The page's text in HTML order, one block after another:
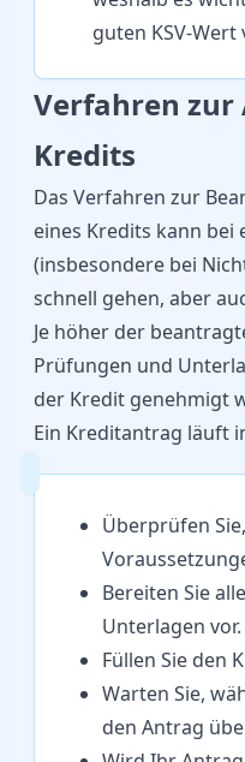
guten KSV-
Verfahren zur
Kredits
Das Verfahren zur
eines Kredits kann bei
(insbesondere bei
schnell gehen, aber
Je höher der
Prüfungen und
der Kredit genehmigt
Ein Kreditantrag läuft
Überprüfen
Bereiten Sie
Unterlagen vor.
Füllen Sie den
Warten Sie,
den Antrag